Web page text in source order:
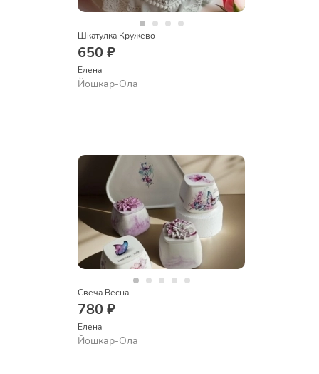
Шкатулка Кружево
650 ₽
Елена
Йошкар-Ола
Свеча Весна
780 ₽
Елена
Йошкар-Ола